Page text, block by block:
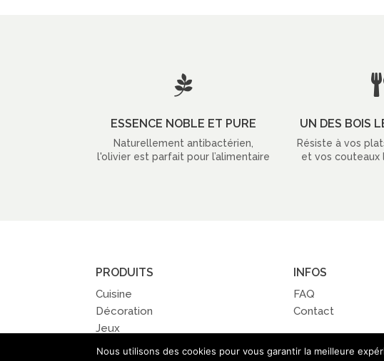

ESSENCE NOBLE ET PURE
Naturellement antibactérien,
l'olivier est parfait pour l’alimentaire
UN DES BOIS
Résiste à vos
et vos couteaux
PRODUITS
Cuisine
Décoration
Jeux
INFOS
FAQ
Contact
Nous utilisons des cookies pour vous garantir la meilleure